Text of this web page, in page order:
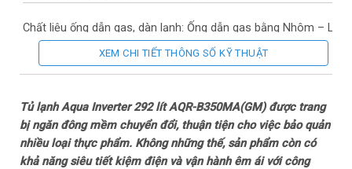
Chất liệu ống dẫn gas, dàn lạnh: Ống dẫn gas bằng Nhôm – Lá
tản nhiệt bằng Nhôm
Sản xuất tại: Việt Nam
Mức tiêu thụ điện năng
XEM CHI TIẾT THÔNG SỐ KỸ THUẬT
Tủ lạnh Aqua Inverter 292 lít AQR-B350MA(GM) được trang
bị ngăn đông mềm chuyển đổi, thuận tiện cho việc bảo quản
nhiều loại thực phẩm. Không những thế, sản phẩm còn có
khả năng siêu tiết kiệm điện và vận hành êm ái với công